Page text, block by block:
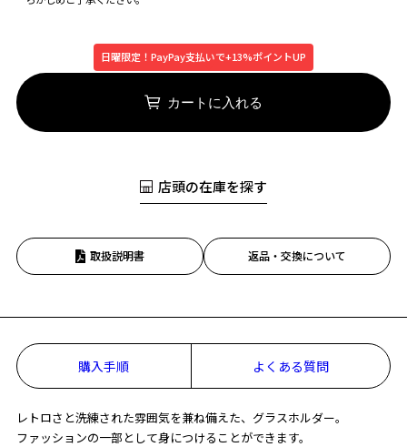
お気に入り
お気に入りに追加済です。
お気に入りリストはこちら
日曜限定！PayPay支払いで+13%ポイントUP
カートに入れる
店頭の在庫を探す
取扱説明書 返品・交換について
購入手順 よくある質問
レトロさと洗練された雰囲気を兼ね備えた、グラスホルダー。
ファッションの一部として身につけることができます。